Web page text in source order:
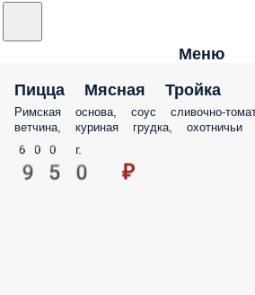
Меню
Пицца Мясная Тройка
Римская основа, соус сливочно-
ветчина, куриная грудка,
салатный
600 г.
950 ₽